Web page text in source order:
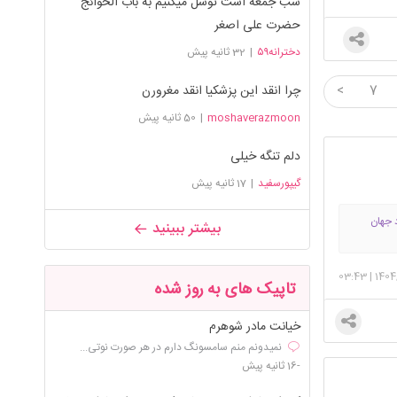
لرزید به
7
<
جهان
تريني
|
03:43
حضرت علی اصغر
دخترانه۵۹ | 32 ثانیه پیش
چرا انقد این پزشکیا انقد مغرورن
moshaverazmoon
| 50 ثانیه پیش
دلم تنگه خیلی
گیپورسفید | 17 ثانیه پیش
بیشتر ببینید
تاپیک های به روز شده
خیانت مادر شوهرم
نمیدونم منم سامسونگ دارم در هر صورت نوتی...
-16 ثانیه پیش